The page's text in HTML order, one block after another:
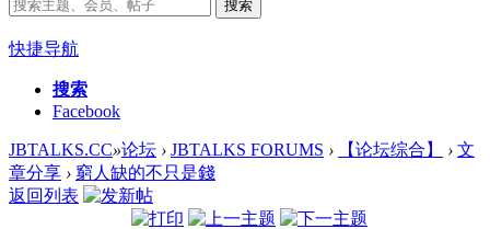
搜索
快捷导航
搜索
Facebook
JBTALKS.CC»论坛 › JBTALKS FORUMS › 【论坛综合】 › 文
章分享 › 窮人缺的不只是錢
返回列表